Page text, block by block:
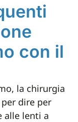
con il
la chirurgia
dire per
alle lenti a